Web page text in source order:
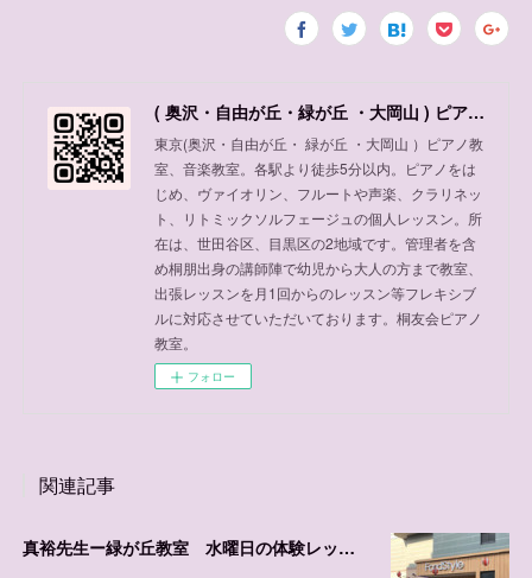
( 奥沢・自由が丘・緑が丘 ・大岡山 ) ピアノ教室、音楽教室
東京(奥沢・自由が丘・ 緑が丘 ・大岡山 ）ピアノ教
室、音楽教室。各駅より徒歩5分以内。ピアノをは
じめ、ヴァイオリン、フルートや声楽、クラリネッ
ト、リトミックソルフェージュの個人レッスン。所
在は、世田谷区、目黒区の2地域です。管理者を含
め桐朋出身の講師陣で幼児から大人の方まで教室、
出張レッスンを月1回からのレッスン等フレキシブ
ルに対応させていただいております。桐友会ピアノ
教室。
フォロー
関連記事
真裕先生ー緑が丘教室 水曜日の体験レッスン可能日程